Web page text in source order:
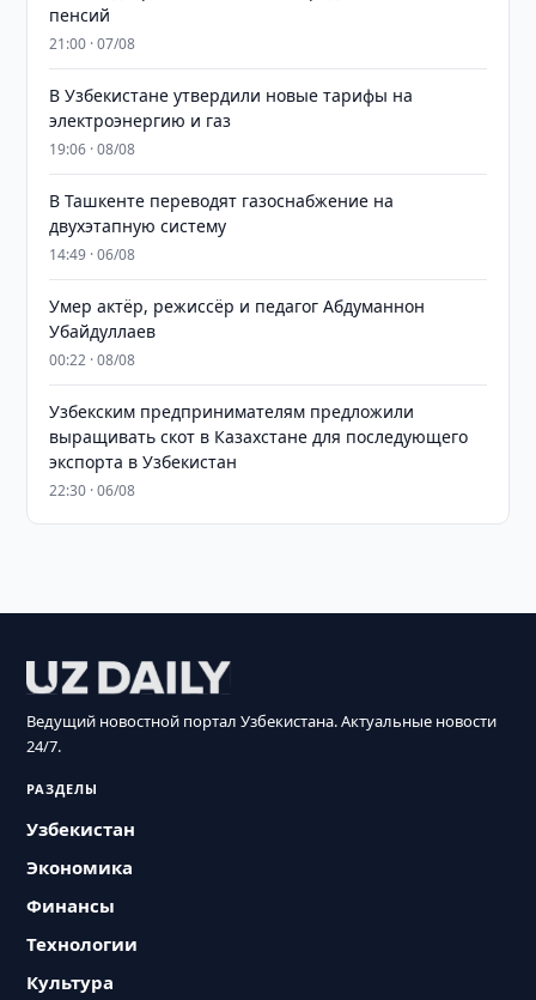
пенсий
21:00 · 07/08
В Узбекистане утвердили новые тарифы на
электроэнергию и газ
19:06 · 08/08
В Ташкенте переводят газоснабжение на
двухэтапную систему
14:49 · 06/08
Умер актёр, режиссёр и педагог Абдуманнон
Убайдуллаев
00:22 · 08/08
Узбекским предпринимателям предложили
выращивать скот в Казахстане для последующего
экспорта в Узбекистан
22:30 · 06/08
Ведущий новостной портал Узбекистана. Актуальные новости
24/7.
РАЗДЕЛЫ
Узбекистан
Экономика
Финансы
Технологии
Культура